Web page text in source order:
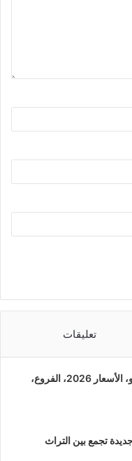
تعليقات
بيت المكرونة | المنيو، الأسعار 2026، الفروع،
تجمع بين التراث